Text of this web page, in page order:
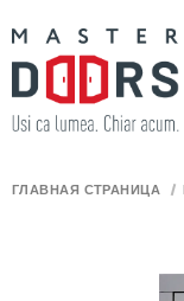
ГЛАВНАЯ СТРАНИЦА